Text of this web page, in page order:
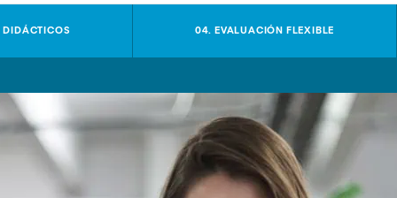
DIDÁCTICOS 04. EVALUACIÓN FLEXIBLE